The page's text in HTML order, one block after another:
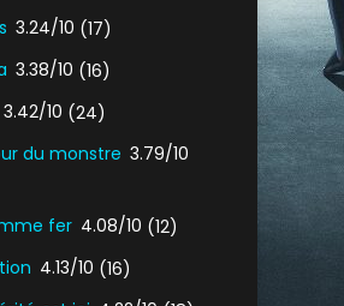
3.24/10 (17)
3.38/10 (16)
3.42/10 (24)
du monstre 3.79/10
fer 4.08/10 (12)
4.13/10 (16)